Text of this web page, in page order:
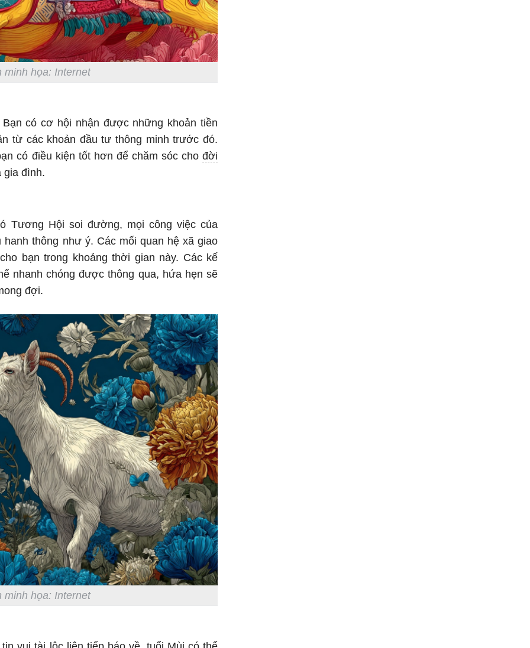
minh họa: Internet
có cơ hội nhận được những khoản tiền
từ các khoản đầu tư thông minh trước đó.
có điều kiện tốt hơn để chăm sóc cho đời
gia đình.
Tương Hội soi đường, mọi công việc của
thông như ý. Các mối quan hệ xã giao
bạn trong khoảng thời gian này. Các kế
nhanh chóng được thông qua, hứa hẹn sẽ
đợi.
minh họa: Internet